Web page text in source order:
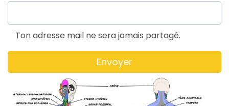
Ton adresse mail ne sera jamais partagé.
Envoyer
U